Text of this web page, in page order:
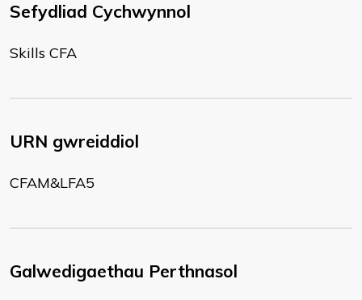
Sefydliad Cychwynnol
Skills CFA
URN gwreiddiol
CFAM&LFA5
Galwedigaethau Perthnasol